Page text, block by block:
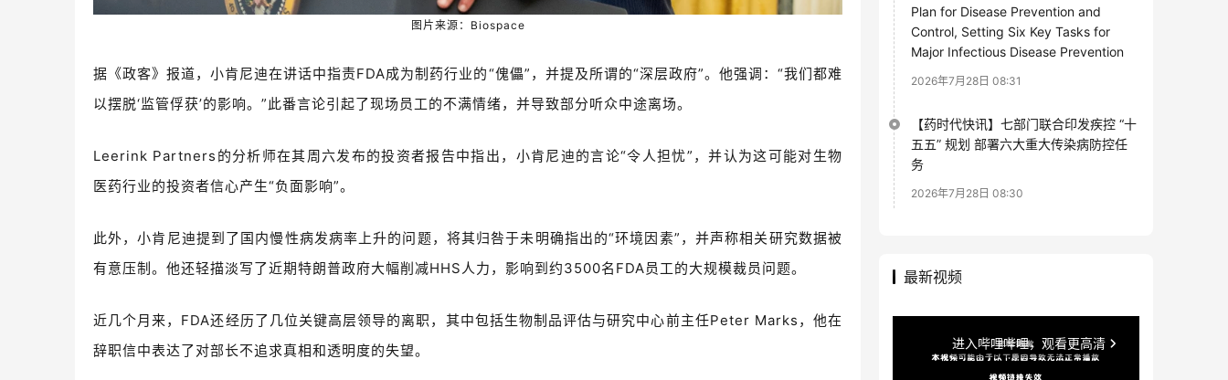
图片来源：Biospace
据《政客》报道，小肯尼迪在讲话中指责FDA成为制药行业的“傀儡”，并提及所谓的“深层政府”。他强调：“我们都难
以摆脱‘监管俘获’的影响。”此番言论引起了现场员工的不满情绪，并导致部分听众中途离场。
Leerink Partners的分析师在其周六发布的投资者报告中指出， 小肯尼迪的言论“令人担忧”，并认为这可能对生物
医药行业的投资者信心产生“负面影响”。
此外，小肯尼迪提到了国内慢性病发病率上升的问题，将其归咎于未明确指出的“环境因素”，并声称相关研究数据被
有意压制。他还轻描淡写了近期特朗普政府大幅削减HHS人力，影响到约3500名FDA员工的大规模裁员问题。
近几个月来，FDA还经历了几位关键高层领导的离职，其中包括生物制品评估与研究中心前主任Peter Marks，他在
辞职信中表达了对部长不追求真相和透明度的失望。
Plan for Disease Prevention and
Control, Setting Six Key Tasks for
Major Infectious Disease Prevention
2026年7月28日 08:31
【药时代快讯】七部门联合印发疾控 “十
五五” 规划 部署六大重大传染病防控任
务
2026年7月28日 08:30
最新视频